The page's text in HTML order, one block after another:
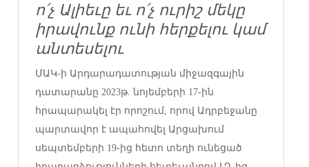
ո՛չ Ալիեւը եւ ո՛չ ուրիշ մեկը
իրավունք ունի հերքելու կամ
անտեսելու
ՄԱԿ-ի Արդարադատության միջազգային
դատարանը 2023թ. նոյեմբերի 17-ին
հրապարակել էր որոշում, որով Ադրբեջանը
պարտավոր է ապահովել Արցախում
սեպտեմբերի 19-ից հետո տեղի ունեցած